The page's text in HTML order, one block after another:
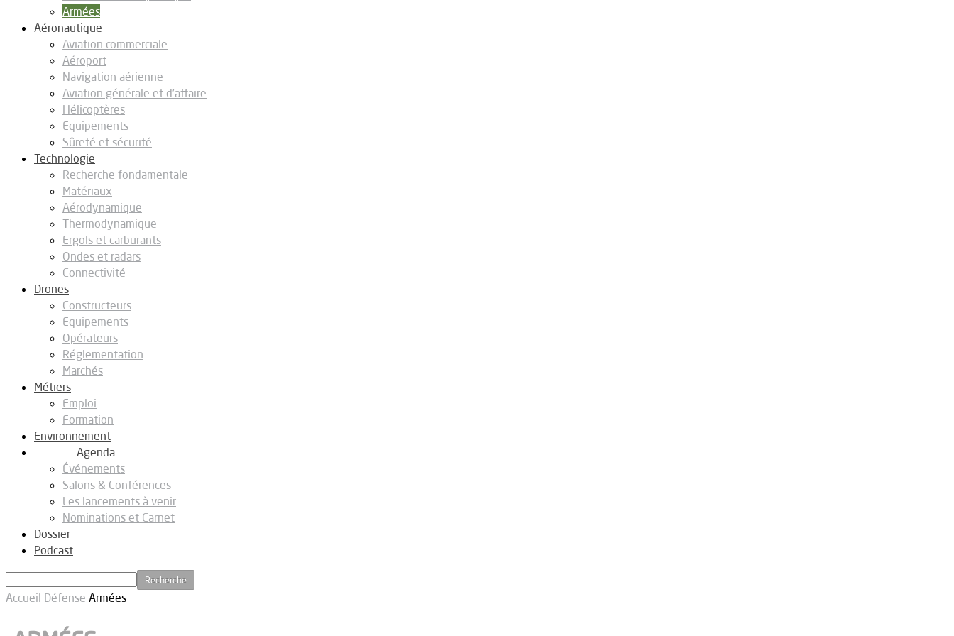
Armées
Aéronautique
Aviation commerciale
Aéroport
Navigation aérienne
Aviation générale et d’affaire
Hélicoptères
Equipements
Sûreté et sécurité
Technologie
Recherche fondamentale
Matériaux
Aérodynamique
Thermodynamique
Ergols et carburants
Ondes et radars
Connectivité
Drones
Constructeurs
Equipements
Opérateurs
Réglementation
Marchés
Métiers
Emploi
Formation
Environnement
Agenda
Événements
Salons & Conférences
Les lancements à venir
Nominations et Carnet
Dossier
Podcast
Accueil Défense Armées